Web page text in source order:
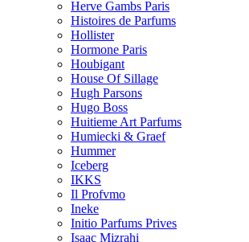
Herve Gambs Paris
Histoires de Parfums
Hollister
Hormone Paris
Houbigant
House Of Sillage
Hugh Parsons
Hugo Boss
Huitieme Art Parfums
Humiecki & Graef
Hummer
Iceberg
IKKS
Il Profvmo
Ineke
Initio Parfums Prives
Isaac Mizrahi